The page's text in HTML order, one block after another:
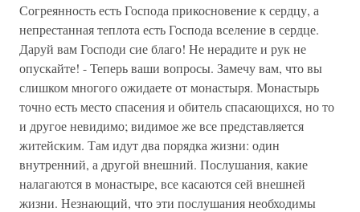
Согреянность есть Господа прикосновение к сердцу, а
непрестанная теплота есть Господа вселение в сердце.
Даруй вам Господи сие благо! Не нерадите и рук не
опускайте! - Теперь ваши вопросы. Замечу вам, что вы
слишком многого ожидаете от монастыря. Монастырь
точно есть место спасения и обитель спасающихся, но то
и другое невидимо; видимое же все представляется
житейским. Там идут два порядка жизни: один
внутренний, а другой внешний. Послушания, какие
налагаются в монастыре, все касаются сей внешней
жизни. Незнающий, что эти послушания необходимы